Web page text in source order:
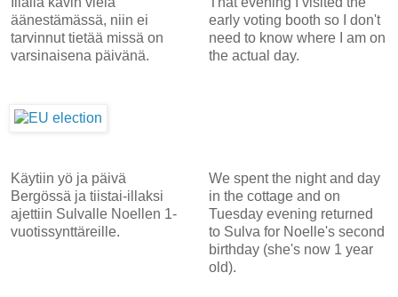
äänestämässä, niin ei
tarvinnut tietää missä on
varsinaisena päivänä.
early voting booth so I don't
need to know where I am on
the actual day.
Käytiin yö ja päivä
Bergössä ja tiistai-illaksi
ajettiin Sulvalle Noellen 1-
vuotissynttäreille.
We spent the night and day
in the cottage and on
Tuesday evening returned
to Sulva for Noelle's second
birthday (she's now 1 year
old).